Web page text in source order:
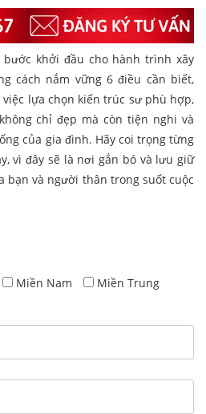
bước khởi đầu cho hành trình xây
cách nắm vững 6 điều cần biết,
lựa chọn kiến trúc sư phù hợp,
chỉ đẹp mà còn tiện nghi và
của gia đình. Hãy coi trọng từng
vì đây sẽ là nơi gắn bó và lưu giữ
bạn và người thân trong suốt cuộc
Miền Nam Miền Trung